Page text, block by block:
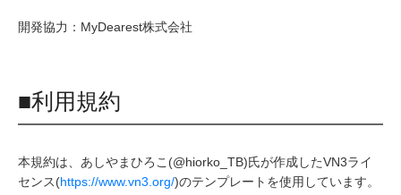
開発協力：MyDearest株式会社
■利用規約
本規約は、あしやまひろこ(@hiorko_TB)氏が作成したVN3ライ
センス(https://www.vn3.org/)のテンプレートを使用しています。